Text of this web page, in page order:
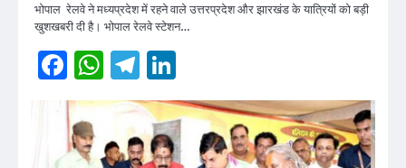
भोपाल रेलवे ने मध्यप्रदेश में रहने वाले उत्तरप्रदेश और झारखंड के यात्रियों को बड़ी
खुशखबरी दी है। भोपाल रेलवे स्टेशन…
Facebook
WhatsApp
Telegram